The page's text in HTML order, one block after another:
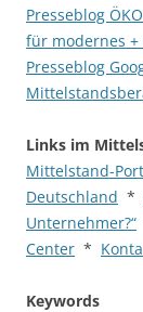
Presseblog
für modernes
Presseblog
Links im
Mittelstand-
Deutschland *
Unternehmer?“
Center *
Keywords